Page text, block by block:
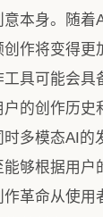
本身。随着
作将变得更
具可能会具
的创作历史
多模态AI的
够根据用户
革命从使用